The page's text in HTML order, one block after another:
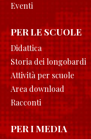
Eventi
PER LE SCUOLE
Didattica
Storia dei longobardi
Attività per scuole
Area download
Racconti
PER I MEDIA